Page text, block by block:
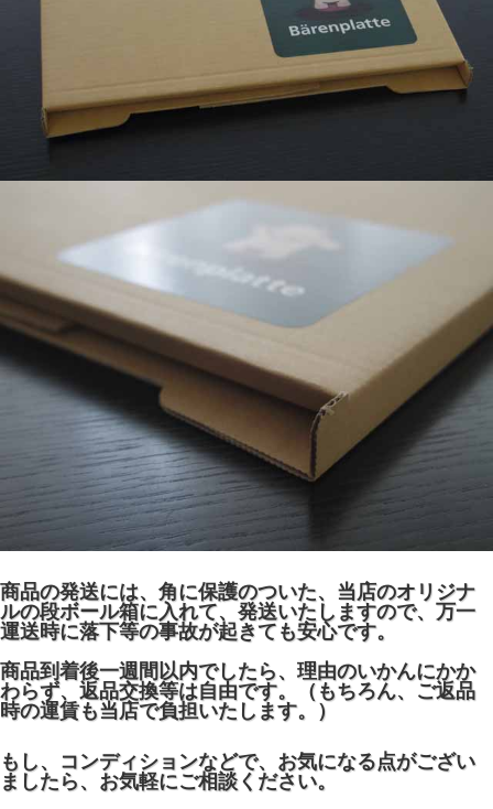
商品の発送には、角に保護のついた、当店のオリジナ
ルの段ボール箱に入れて、発送いたしますので、万一
運送時に落下等の事故が起きても安心です。
商品到着後一週間以内でしたら、理由のいかんにかか
わらず、返品交換等は自由です。（もちろん、ご返品
時の運賃も当店で負担いたします。）
もし、コンディションなどで、お気になる点がござい
ましたら、お気軽にご相談ください。